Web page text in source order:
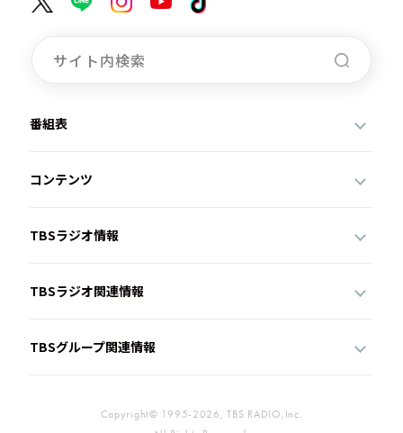
番組表
コンテンツ
TBSラジオ情報
TBSラジオ関連情報
TBSグループ関連情報
Copyright© 1995-2026, TBS RADIO,Inc.